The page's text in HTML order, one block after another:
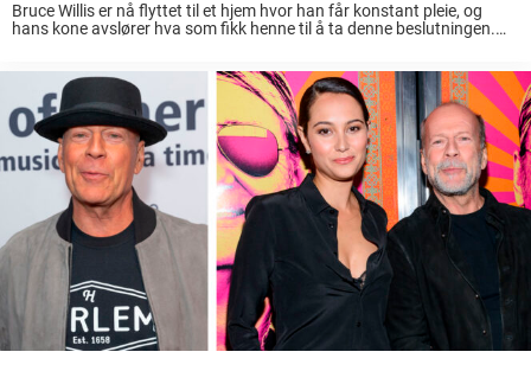
Bruce Willis er nå flyttet til et hjem hvor han får konstant pleie, og
hans kone avslører hva som fikk henne til å ta denne beslutningen.